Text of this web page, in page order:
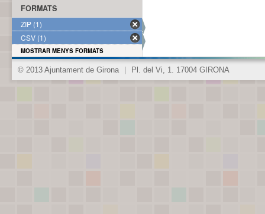
FORMATS
ZIP (1)
CSV (1)
MOSTRAR MENYS FORMATS
© 2013 Ajuntament de Girona Pl. del Vi, 1. 17004 GIRONA